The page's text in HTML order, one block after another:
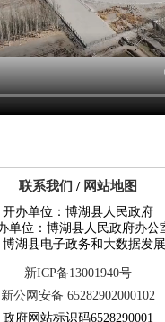
联系我们 / 网站地图
开办单位：博湖县人民政府
单位：博湖县人民政府办公
湖县电子政务和大数据发
新ICP备13001940号
新公网安备 65282902000102
政府网站标识码6528290001